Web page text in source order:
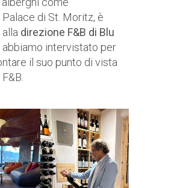
Palace di St. Moritz, è
direzione F&B di Blu
abbiamo intervistato per
il suo punto di vista